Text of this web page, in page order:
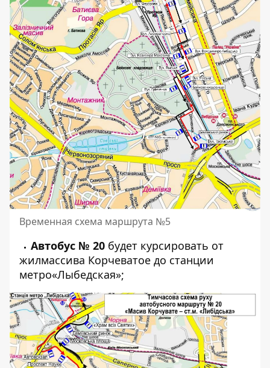
Временная схема маршрута №5
Автобус № 20 будет курсировать от
жилмассива Корчеватое до станции
метро«Лыбедская»;